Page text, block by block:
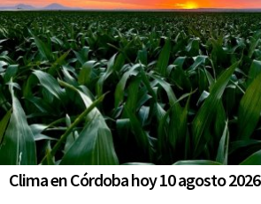
Clima en Córdoba hoy 10 agosto 2026